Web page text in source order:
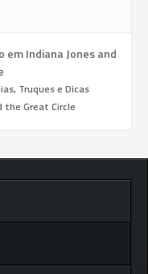
em Indiana Jones and
Truques e Dicas
the Great Circle